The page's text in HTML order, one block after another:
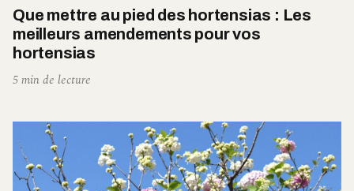
Que mettre au pied des hortensias : Les
meilleurs amendements pour vos
hortensias
5 min de lecture